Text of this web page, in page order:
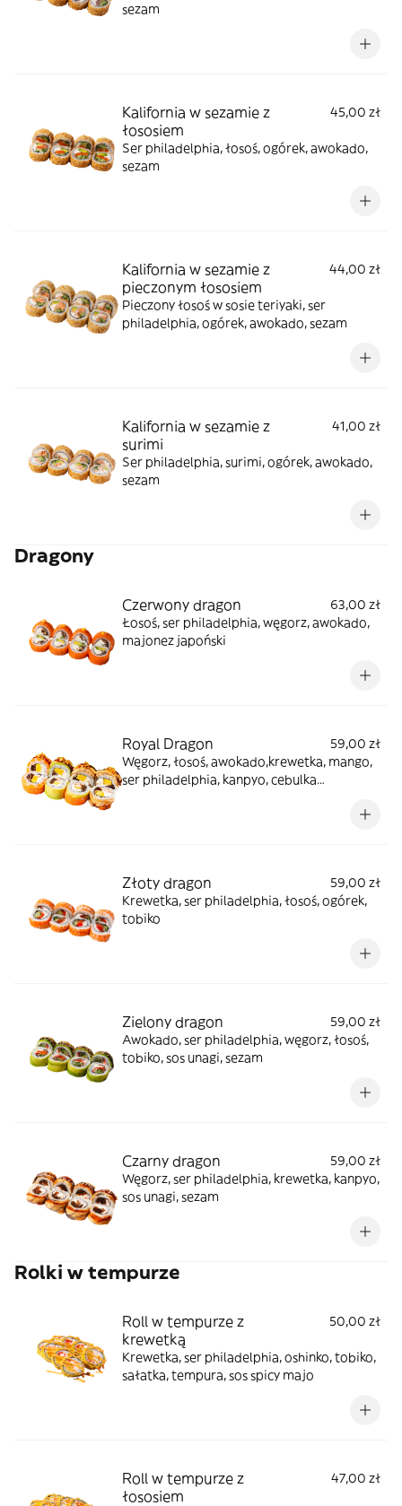
sezam
Kalifornia w sezamie z
łososiem
45,00 zł
Ser philadelphia, łosoś, ogórek, awokado,
sezam
Kalifornia w sezamie z
pieczonym łososiem
44,00 zł
Pieczony łosoś w sosie teriyaki, ser
philadelphia, ogórek, awokado, sezam
Kalifornia w sezamie z
surimi
41,00 zł
Ser philadelphia, surimi, ogórek, awokado,
sezam
Dragony
Czerwony dragon
63,00 zł
Łosoś, ser philadelphia, węgorz, awokado,
majonez japoński
Royal Dragon
59,00 zł
Węgorz, łosoś, awokado,krewetka, mango,
ser philadelphia, kanpyo, cebulka
Złoty dragon
59,00 zł
Krewetka, ser philadelphia, łosoś, ogórek,
tobiko
Zielony dragon
59,00 zł
Awokado, ser philadelphia, węgorz, łosoś,
tobiko, sos unagi, sezam
Czarny dragon
59,00 zł
Węgorz, ser philadelphia, krewetka, kanpyo,
sos unagi, sezam
Rolki w tempurze
Roll w tempurze z
krewetką
50,00 zł
Krewetka, ser philadelphia, oshinko, tobiko,
sałatka, tempura, sos spicy majo
Roll w tempurze z
łososiem
47,00 zł